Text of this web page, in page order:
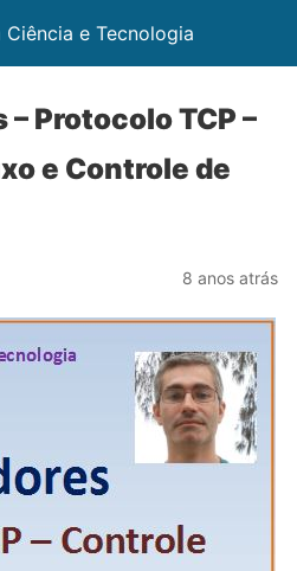
e Tecnologia
– Protocolo TCP –
e Controle de
8 anos atrás